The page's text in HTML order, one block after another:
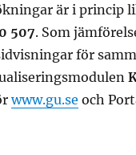
är i princip
507. Som
för
www.gu.se och